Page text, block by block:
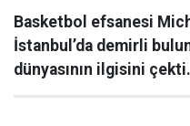
Basketbol efsanesi
İstanbul’da demirli
dünyasının ilgisini çekti.